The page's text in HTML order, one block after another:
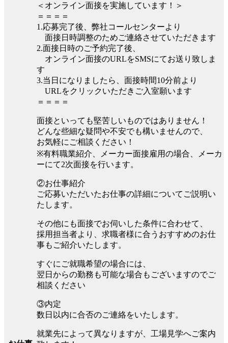
＜オンライン面接を実施しています！＞
＝＝＝＝
1.応募完了後、弊社コールセンターより
面接日時調整のためご連絡させていただきます
2.面接日時のご予約完了後、
オンライン面接のURLをSMSにてお送り致しま
す
3.当日になりましたら、面接時間10分前より
URLをクリックいただきご入室願います
＝＝＝＝
面接といっても堅苦しいものではありません！
どんな些細な疑問や不安でも構いませんので、
お気軽にご相談ください！
※有料職業紹介、メーカー面接雇用の場合、メーカ
ーにて2次面接を行います。
②お仕事紹介
ご応募いただいたお仕事の詳細についてご説明い
たします。
その他にも面接でお伺いした条件に合わせて、
採用担当者より、求職者様に合うおすすめのお仕
事もご紹介いたします。
すぐにご就職希望の場合には、
翌日からの勤務も可能な場合もございますのでご
相談ください
③内定
数日以内に合否のご連絡をいたします。
就業先によって異なりますが、工場見学へご案内